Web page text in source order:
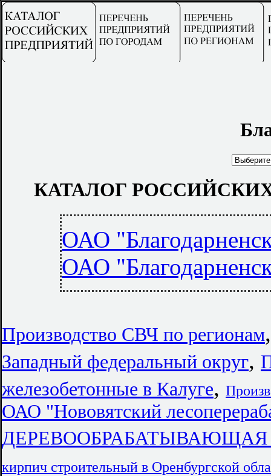
КАТАЛОГ
ОАО
ОАО
Производство СВЧ по регионам
Западный федеральный округ,
железобетонные в Калуге,
ОАО "Нововятский
кирпич строительный в Оренбургской